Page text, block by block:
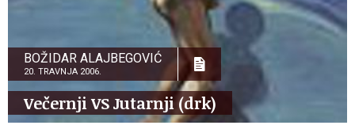
BOŽIDAR ALAJBEGOVIĆ
20. TRAVNJA 2006.
Večernji VS Jutarnji (drk)